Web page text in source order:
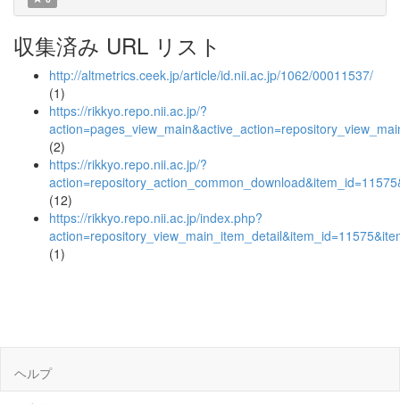
収集済み URL リスト
http://altmetrics.ceek.jp/article/id.nii.ac.jp/1062/00011537/
(1)
https://rikkyo.repo.nii.ac.jp/?
(2)
https://rikkyo.repo.nii.ac.jp/?
(12)
https://rikkyo.repo.nii.ac.jp/index.php?
(1)
ヘルプ